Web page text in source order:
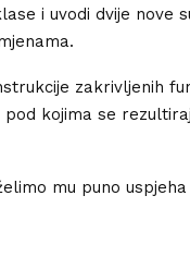
i uvodi dvije nove
zakrivljenih
kojima se
mu puno